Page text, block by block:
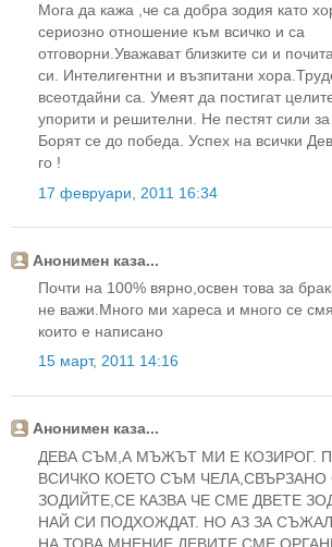
Мога да кажа ,че са добра зодия като
сериозно отношение към всичко и са
отговорни.Уважават близките си и
си. Интелигентни и възпитани
всеотдайни са. Умеят да постигат
упорити и решителни. Не пестят сили
Борят се до победа. Успех на всички
го !
17 февруари, 2011 16:34
Анонимен каза...
Почти на 100% вярно,освен това за
не важи.Много ми хареса и много се
които е написано
15 март, 2011 14:16
Анонимен каза...
ДЕВА СЪМ,А МЪЖЪТ МИ Е КОЗИРОГ.
ВСИЧКО КОЕТО СЪМ ЧЕЛА,СВЪРЗАНО
ЗОДИЙТЕ,СЕ КАЗВА ЧЕ СМЕ ДВЕТЕ
НАЙ СИ ПОДХОЖДАТ. НО АЗ ЗА
НА ТОВА МНЕНИЕ.ДЕВИТЕ СМЕ